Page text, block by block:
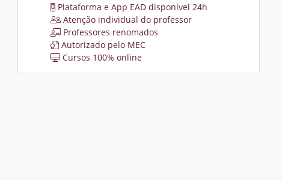
Plataforma e App EAD disponível 24h
Atenção individual do professor
Professores renomados
Autorizado pelo MEC
Cursos 100% online